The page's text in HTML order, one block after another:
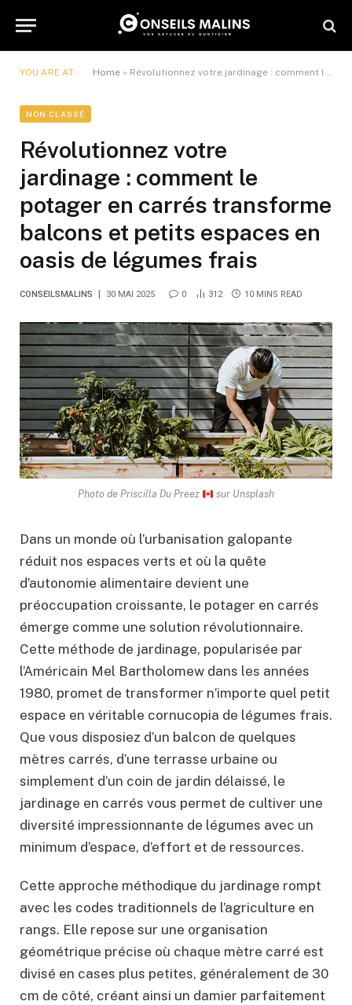
YOU ARE AT: Home » Révolutionnez votre jardinage : comment le potager en carrés transforme balcons et petits espaces en oasis de légumes frais
NON CLASSÉ
Révolutionnez votre
jardinage : comment le
potager en carrés transforme
balcons et petits espaces en
oasis de légumes frais
CONSEILSMALINS 30 MAI 2025 0 312 10 MINS READ
Photo de Priscilla Du Preez sur Unsplash
Dans un monde où l’urbanisation galopante
réduit nos espaces verts et où la quête
d’autonomie alimentaire devient une
préoccupation croissante, le potager en carrés
émerge comme une solution révolutionnaire.
Cette méthode de jardinage, popularisée par
l’Américain Mel Bartholomew dans les années
1980, promet de transformer n’importe quel petit
espace en véritable cornucopia de légumes frais.
Que vous disposiez d’un balcon de quelques
mètres carrés, d’une terrasse urbaine ou
simplement d’un coin de jardin délaissé, le
jardinage en carrés vous permet de cultiver une
diversité impressionnante de légumes avec un
minimum d’espace, d’effort et de ressources.
Cette approche méthodique du jardinage rompt
avec les codes traditionnels de l’agriculture en
rangs. Elle repose sur une organisation
géométrique précise où chaque mètre carré est
divisé en cases plus petites, généralement de 30
cm de côté, créant ainsi un damier parfaitement